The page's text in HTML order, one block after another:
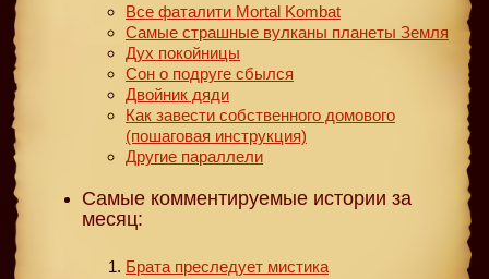
Все фаталити Mortal Kombat
Самые страшные вулканы планеты Земля
Дух покойницы
Сон о подруге сбылся
Двойник дяди
Как завести собственного домового
(пошаговая инструкция)
Другие параллели
Самые комментируемые истории за
месяц:
Брата преследует мистика